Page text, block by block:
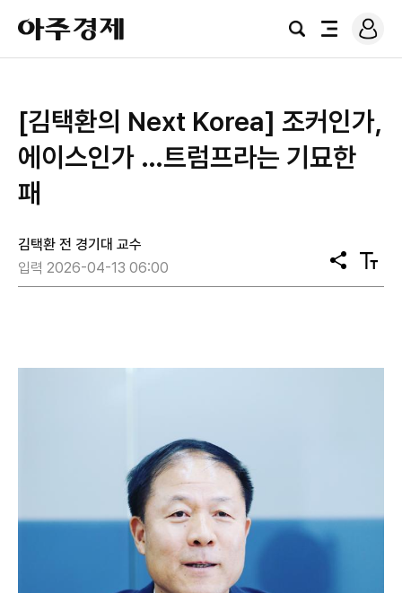
아
주
경
검
전
로
그
[김택환의 Next Korea] 조커인가,
에이스인가 …트럼프라는 기묘한
패
김택환 전 경기대 교수
입력 2026-04-13 06:00
공
유
텍
스